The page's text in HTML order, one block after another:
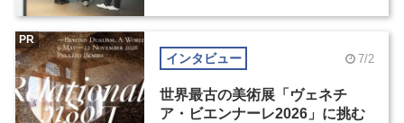
インタビュー 7/2
世界最古の美術展「ヴェネチ
ア・ビエンナーレ2026」に挑む
PR